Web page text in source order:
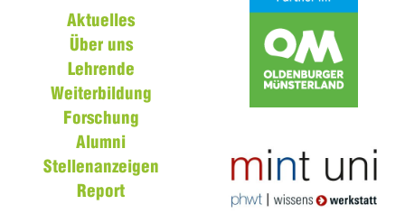
Aktuelles
Über uns
Lehrende
Weiterbildung
Forschung
Alumni
Stellenanzeigen
Report